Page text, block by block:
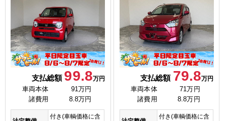
支払総額 99.8万円
車両本体
91万円
諸費用
8.8万円
付き(車輌価格に含
支払総額 79.8万円
車両本体
71万円
諸費用
8.8万円
付き(車輌価格に含